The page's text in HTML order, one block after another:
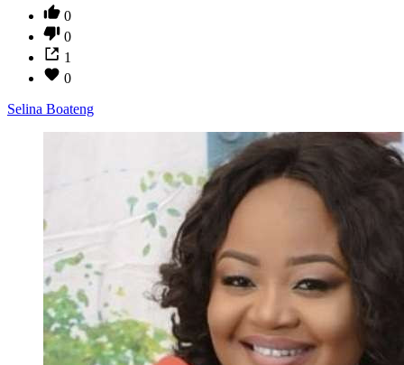
0
0
1
0
Selina Boateng